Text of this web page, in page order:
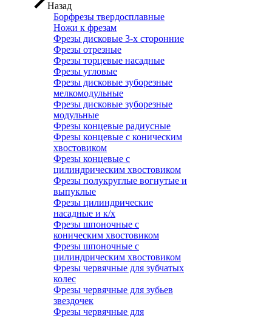
Назад
Борфрезы твердосплавные
Ножи к фрезам
Фрезы дисковые 3-х сторонние
Фрезы отрезные
Фрезы торцевые насадные
Фрезы угловые
Фрезы дисковые зуборезные
мелкомодульные
Фрезы дисковые зуборезные
модульные
Фрезы концевые радиусные
Фрезы концевые с коническим
хвостовиком
Фрезы концевые с
цилиндрическим хвостовиком
Фрезы полукруглые вогнутые и
выпуклые
Фрезы цилиндрические
насадные и к/х
Фрезы шпоночные с
коническим хвостовиком
Фрезы шпоночные с
цилиндрическим хвостовиком
Фрезы червячные для зубчатых
колес
Фрезы червячные для зубьев
звездочек
Фрезы червячные для